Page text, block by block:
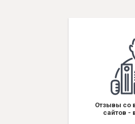
Отзывы со
сайтов -